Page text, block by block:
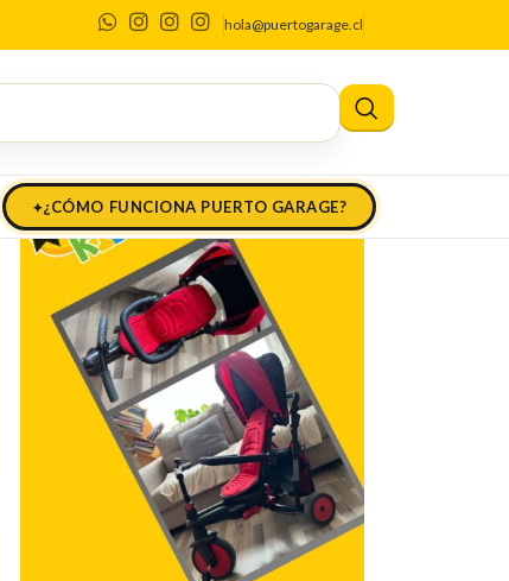
hola@puertogarage.cl
¿CÓMO FUNCIONA PUERTO GARAGE?